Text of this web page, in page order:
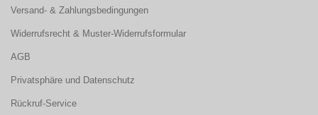
Versand- & Zahlungsbedingungen
Widerrufsrecht & Muster-Widerrufsformular
AGB
Privatsphäre und Datenschutz
Rückruf-Service